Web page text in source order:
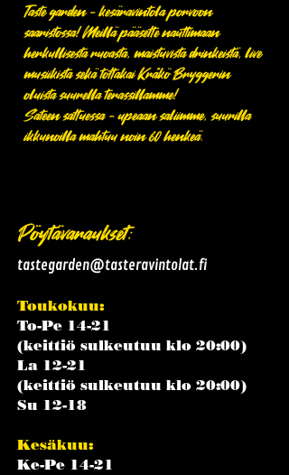
Taste garden - kesäravintola porvoon
saaristossa! Meillä pääsette nauttimaan
herkullisesta ruoasta, maistuvista drinkeistä, live
musiikista sekä tottakai Kråkö Bryggerin
oluista suurella terassillamme!
Sateen sattuessa - upeaan saliimme, suurilla
ikkunoilla mahtuu noin 60 henkeä.
Pöytävaraukset:
tastegarden@tasteravintolat.fi
Toukokuu:
To-Pe 14-21
(keittiö sulkeutuu klo 20:00)
La 12-21
(keittiö sulkeutuu klo 20:00)
Su 12-18
Kesäkuu:
Ke-Pe 14-21